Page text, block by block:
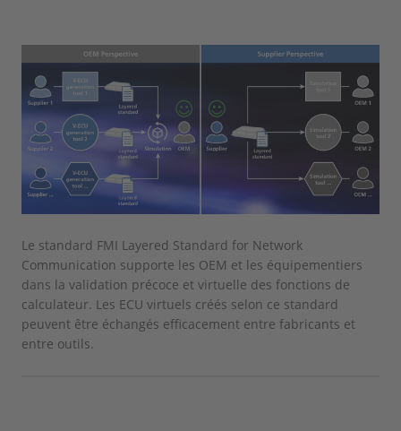
Le standard FMI Layered Standard for Network
Communication supporte les OEM et les équipementiers
dans la validation précoce et virtuelle des fonctions de
calculateur. Les ECU virtuels créés selon ce standard
peuvent être échangés efficacement entre fabricants et
entre outils.